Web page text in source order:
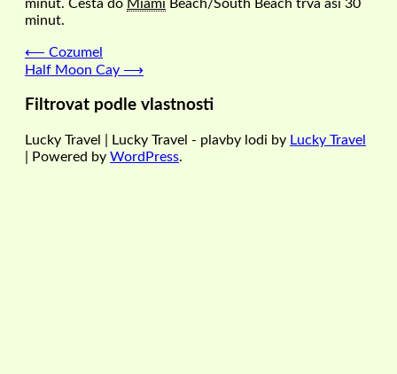
minut. Cesta do Miami Beach/South Beach trvá asi 30
minut.
Navigace
pro
příspěvek
⟵ Cozumel
Half Moon Cay ⟶
Filtrovat podle vlastnosti
Lucky Travel | Lucky Travel - plavby lodi by Lucky Travel
| Powered by WordPress.